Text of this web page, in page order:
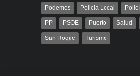
Podemos Policia Local
PP PSOE Puerto Salud
San Roque Turismo